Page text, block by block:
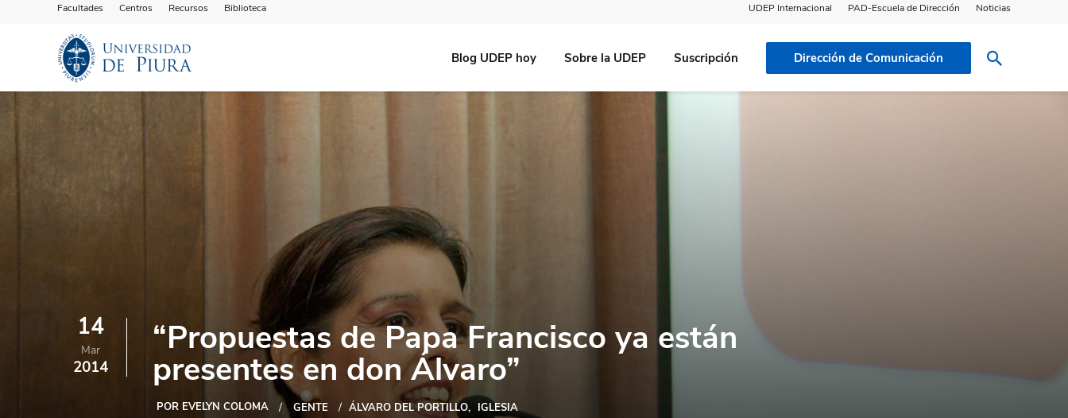
Facultades Centros Recursos Biblioteca UDEP Internacional PAD-Escuela de Dirección Noticias
Blog UDEP hoy Sobre la UDEP Suscripción Dirección de Comunicación
14
Mar
2014
“Propuestas de Papa Francisco ya están
presentes en don Álvaro”
POR EVELYN COLOMA GENTE ÁLVARO DEL PORTILLO IGLESIA